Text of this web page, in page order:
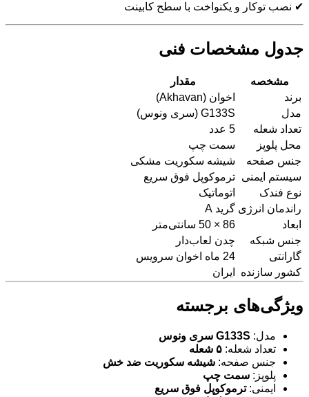
✔ نصب توکار و یکنواخت با سطح کابینت
جدول مشخصات فنی
مشخصه
مقدار
برند
اخوان (Akhavan)
مدل
G133S (سری ونوس)
تعداد شعله
5 عدد
محل پلوپز
سمت چپ
جنس صفحه
شیشه سکوریت مشکی
سیستم ایمنی ترموکوپل فوق سریع
نوع فندک
اتوماتیک
راندمان انرژی گرید A
ابعاد
86 × 50 سانتی‌متر
جنس شبکه
چدن لعاب‌دار
گارانتی
24 ماه اخوان سرویس
کشور سازنده
ایران
ویژگی‌های برجسته
مدل: G133S سری ونوس
تعداد شعله: ۵ شعله
جنس صفحه: شیشه سکوریت ضد خش
پلوپز: سمت چپ
ایمنی:ترموکوپل فوق سریع